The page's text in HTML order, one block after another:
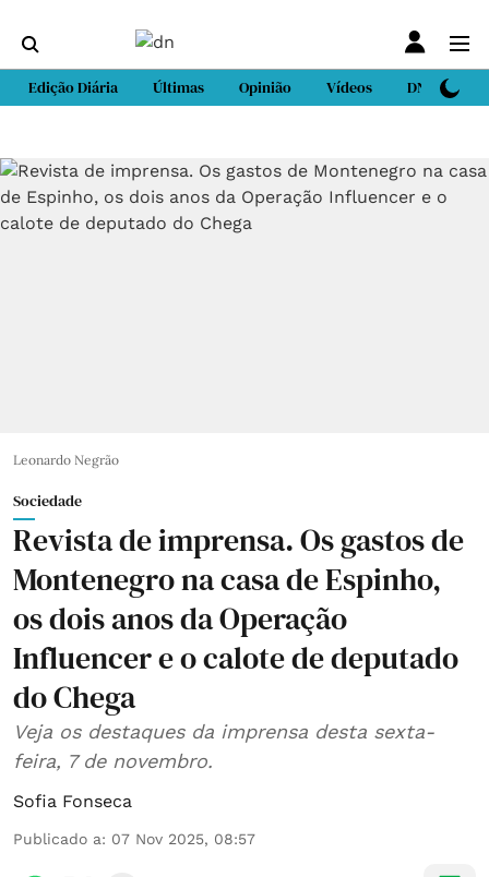
Edição Diária Últimas Opinião Vídeos DN Sport
Leonardo Negrão
Sociedade
Revista de imprensa. Os gastos de
Montenegro na casa de Espinho,
os dois anos da Operação
Influencer e o calote de deputado
do Chega
Veja os destaques da imprensa desta sexta-
feira, 7 de novembro.
Sofia Fonseca
Publicado a: 07 Nov 2025, 08:57